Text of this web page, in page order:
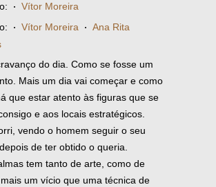
· Vítor Moreira
· Vítor Moreira · Ana Rita
do dia. Como se fosse um
Mais um dia vai começar e como
que estar atento às figuras que se
e aos locais estratégicos.
vendo o homem seguir o seu
de ter obtido o queria.
tem tanto de arte, como de
um vício que uma técnica de